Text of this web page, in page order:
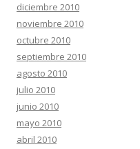
diciembre 2010
noviembre 2010
octubre 2010
septiembre 2010
agosto 2010
julio 2010
junio 2010
mayo 2010
abril 2010